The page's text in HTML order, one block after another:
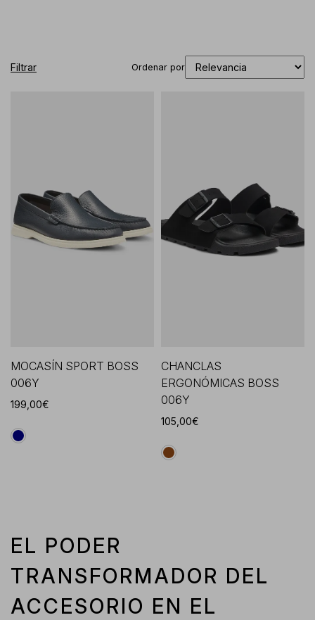
Filtrar Ordenar por
MOCASÍN SPORT BOSS
006Y
199,00€
CHANCLAS
ERGONÓMICAS BOSS
006Y
105,00€
EL PODER
TRANSFORMADOR DEL
ACCESORIO EN EL